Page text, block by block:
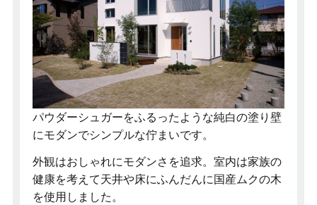
パウダーシュガーをふるったような純白の塗り壁
にモダンでシンプルな佇まいです。
外観はおしゃれにモダンさを追求。室内は家族の
健康を考えて天井や床にふんだんに国産ムクの木
を使用しました。